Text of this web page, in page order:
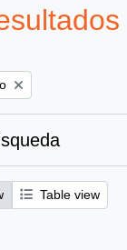
Table view